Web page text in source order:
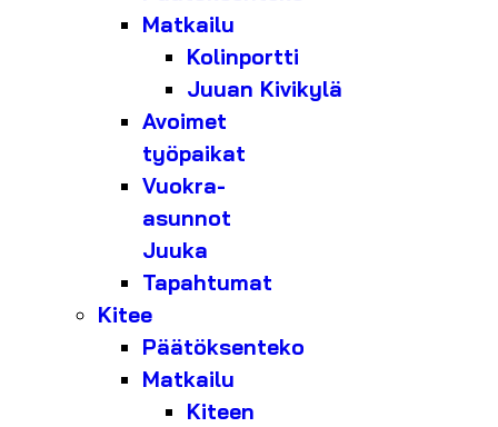
Matkailu
Kolinportti
Juuan Kivikylä
Avoimet
työpaikat
Vuokra-
asunnot
Juuka
Tapahtumat
Kitee
Päätöksenteko
Matkailu
Kiteen